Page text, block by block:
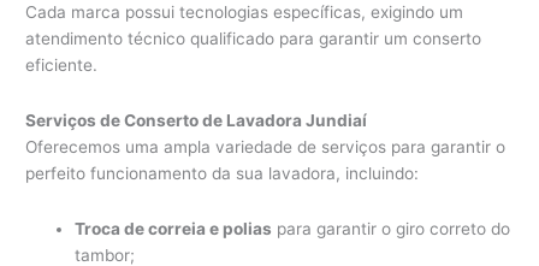
Cada marca possui tecnologias específicas, exigindo um
atendimento técnico qualificado para garantir um conserto
eficiente.
Serviços de Conserto de Lavadora Jundiaí
Oferecemos uma ampla variedade de serviços para garantir o
perfeito funcionamento da sua lavadora, incluindo:
Troca de correia e polias para garantir o giro correto do
tambor;